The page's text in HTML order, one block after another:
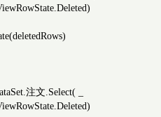
注文.Select( _